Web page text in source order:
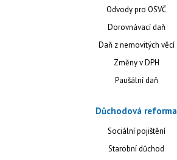
Odvody pro OSVČ
Dorovnávací daň
Daň z nemovitých věcí
Změny v DPH
Paušální daň
Důchodová reforma
Sociální pojištění
Starobní důchod